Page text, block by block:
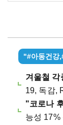
"#아동건강
겨울철 각
19, 독감,
"코로나
능성 17%